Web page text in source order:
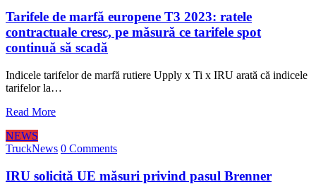
Tarifele de marfă europene T3 2023: ratele
contractuale cresc, pe măsură ce tarifele spot
continuă să scadă
Indicele tarifelor de marfă rutiere Upply x Ti x IRU arată că indicele
tarifelor la…
Read More
NEWS
TruckNews 0 Comments
IRU solicită UE măsuri privind pasul Brenner